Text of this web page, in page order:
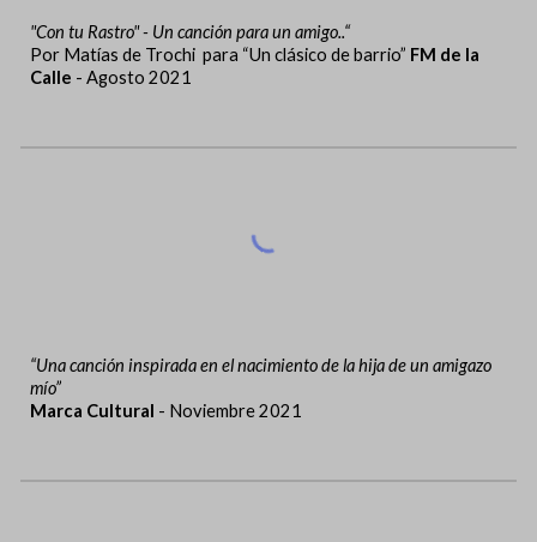
"Con tu Rastro" - Un canción para un amigo..“
Por Matías de Trochi para “Un clásico de barrio” FM de la
Calle - Agosto 2021
“Una canción inspirada en el nacimiento de la hija de un amigazo
mío”
Marca Cultural - Noviembre 2021